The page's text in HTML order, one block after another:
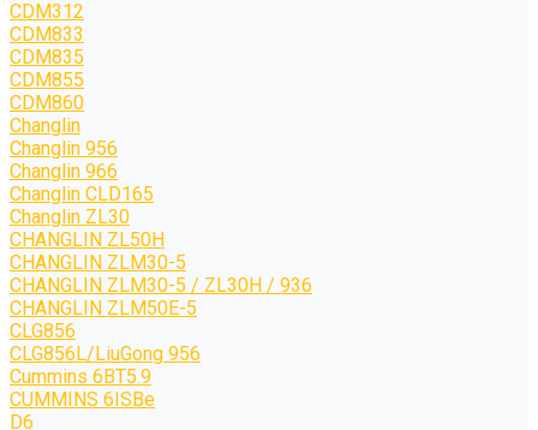
CDM312
CDM833
CDM835
CDM855
CDM860
Changlin
Changlin 956
Changlin 966
Changlin CLD165
Changlin ZL30
CHANGLIN ZL50H
CHANGLIN ZLM30-5
CHANGLIN ZLM30-5 / ZL30H / 936
CHANGLIN ZLM50E-5
CLG856
CLG856L/LiuGong 956
Cummins 6BT5.9
CUMMINS 6ISBe
D6